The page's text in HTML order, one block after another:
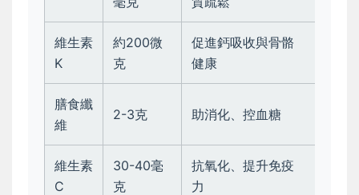
維生素
K
約200微
克
促進鈣吸收與骨骼
健康
膳食纖
維
2-3克 助消化、控血糖
維生素
C
30-40毫
克
抗氧化、提升免疫
力